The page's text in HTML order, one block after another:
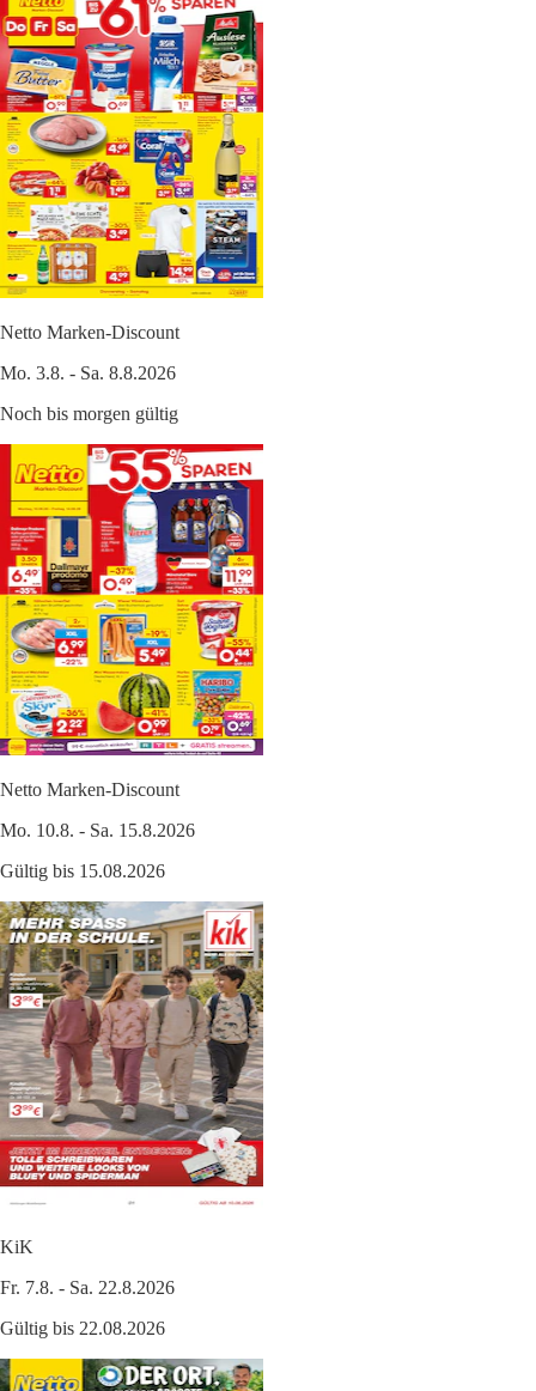
Netto Marken-Discount
Mo. 3.8. - Sa. 8.8.2026
Noch bis morgen gültig
Netto Marken-Discount
Mo. 10.8. - Sa. 15.8.2026
Gültig bis 15.08.2026
KiK
Fr. 7.8. - Sa. 22.8.2026
Gültig bis 22.08.2026